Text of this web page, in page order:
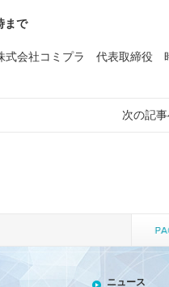
まで
式会社コミプラ 代表取締役
次の記
ニュース